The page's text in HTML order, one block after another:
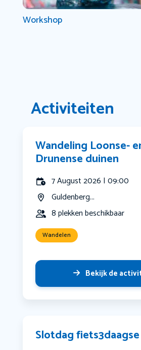
Workshop
Activiteiten
Wandeling Loonse-
Drunense duinen
7 August 2026 | 09:00
Guldenberg...
8 plekken beschikbaar
Wandelen
Bekijk de
Slotdag